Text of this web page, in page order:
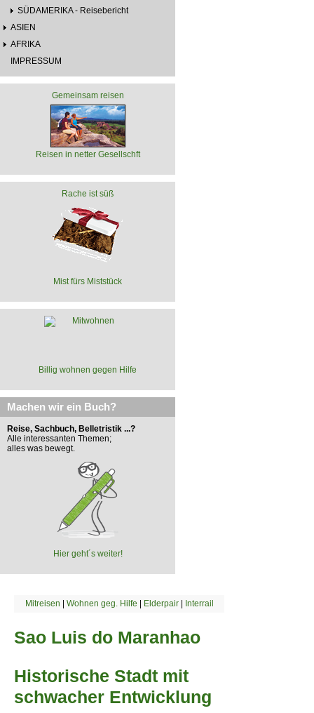
SÜDAMERIKA - Reisebericht
ASIEN
AFRIKA
IMPRESSUM
Gemeinsam reisen
Reisen in netter Gesellschft
Rache ist süß
Mist fürs Miststück
Billig wohnen gegen Hilfe
Machen wir ein Buch?
Reise, Sachbuch, Belletristik ...?
Alle interessanten Themen;
alles was bewegt.
Hier geht´s weiter!
Mitreisen | Wohnen geg. Hilfe | Elderpair| Interrail
Sao Luis do Maranhao
Historische Stadt mit
schwacher Entwicklung